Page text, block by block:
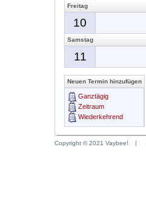
Freitag
10
Samstag
11
Neuen Termin hinzufügen
Ganztägig
Zeitraum
Wiederkehrend
Copyright © 2021 Vaybee! |